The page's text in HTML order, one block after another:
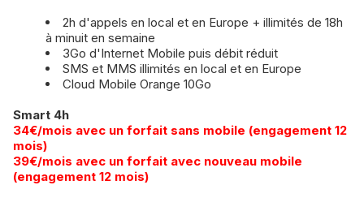
2h d'appels en local et en Europe + illimités de 18h
à minuit en semaine
3Go d'Internet Mobile puis débit réduit
SMS et MMS illimités en local et en Europe
Cloud Mobile Orange 10Go
Smart 4h
34€/mois avec un forfait sans mobile (engagement 12
mois)
​39€/mois avec un forfait avec nouveau mobile
(engagement 12 mois)